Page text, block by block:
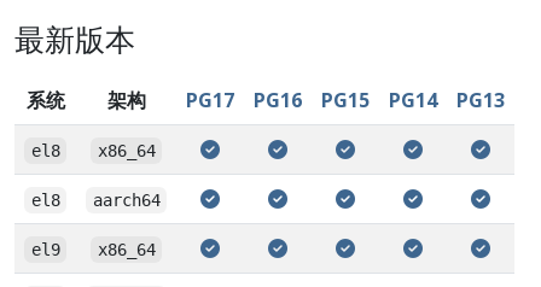
最新版本
系统 架构 PG17 PG16 PG15 PG14 PG13
el8 x86_64
el8 aarch64
el9 x86_64